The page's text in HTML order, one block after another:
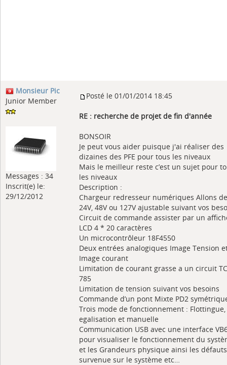
Monsieur Pic
Junior Member
Messages : 34
Inscrit(e) le:
29/12/2012
Posté le 01/01/2014 18:45
RE : recherche de projet de fin d'année
BONSOIR
Je peut vous aider puisque j'ai réaliser des
dizaines des PFE pour tous les niveaux
Mais le meilleur reste c’est un sujet pour
les niveaux
Description :
Chargeur redresseur numériques Allons de
24V, 48V ou 127V ajustable suivant vos
Circuit de commande assister par un
LCD 4 * 20 caractères
Un microcontrôleur 18F4550
Deux entrées analogiques Image Tension
Image courant
Limitation de courant grasse a un circuit
785
Limitation de tension suivant vos besoins
Commande d’un pont Mixte PD2
Trois mode de fonctionnement : Flottingue,
egalisation et manuelle
Communication USB avec une interface
pour visualiser le fonctionnement du
et les Grandeurs physique ainsi les défauts
survenue sur le système etc…